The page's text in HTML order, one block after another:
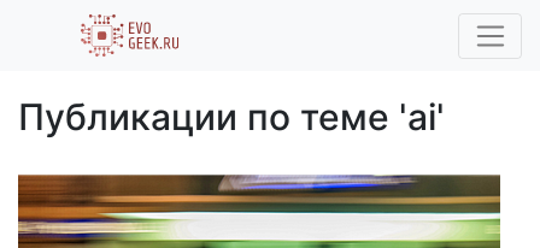
Публикации по теме 'ai'